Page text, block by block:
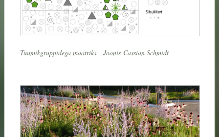
Tuumikgruppidega maatriks. Joonis Cassian Schmidt